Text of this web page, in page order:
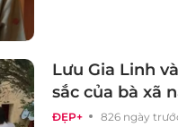
ĐẸP+ 826 ngày
Lưu Gia Linh
sắc của bà xã